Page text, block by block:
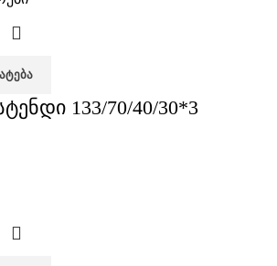
133/70/40/30*3